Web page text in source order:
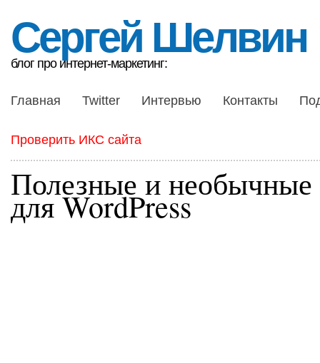
Сергей Шелвин
блог про интернет-маркетинг:
Главная Twitter Интервью Контакты
Проверить ИКС сайта
Полезные и
для WordPress